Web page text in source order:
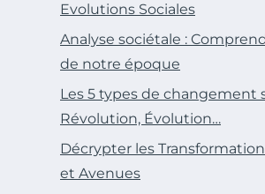
Evolutions Sociales
Analyse sociétale :
de notre époque
Les 5 types de changement
Révolution, Évolution…
Décrypter les
et Avenues